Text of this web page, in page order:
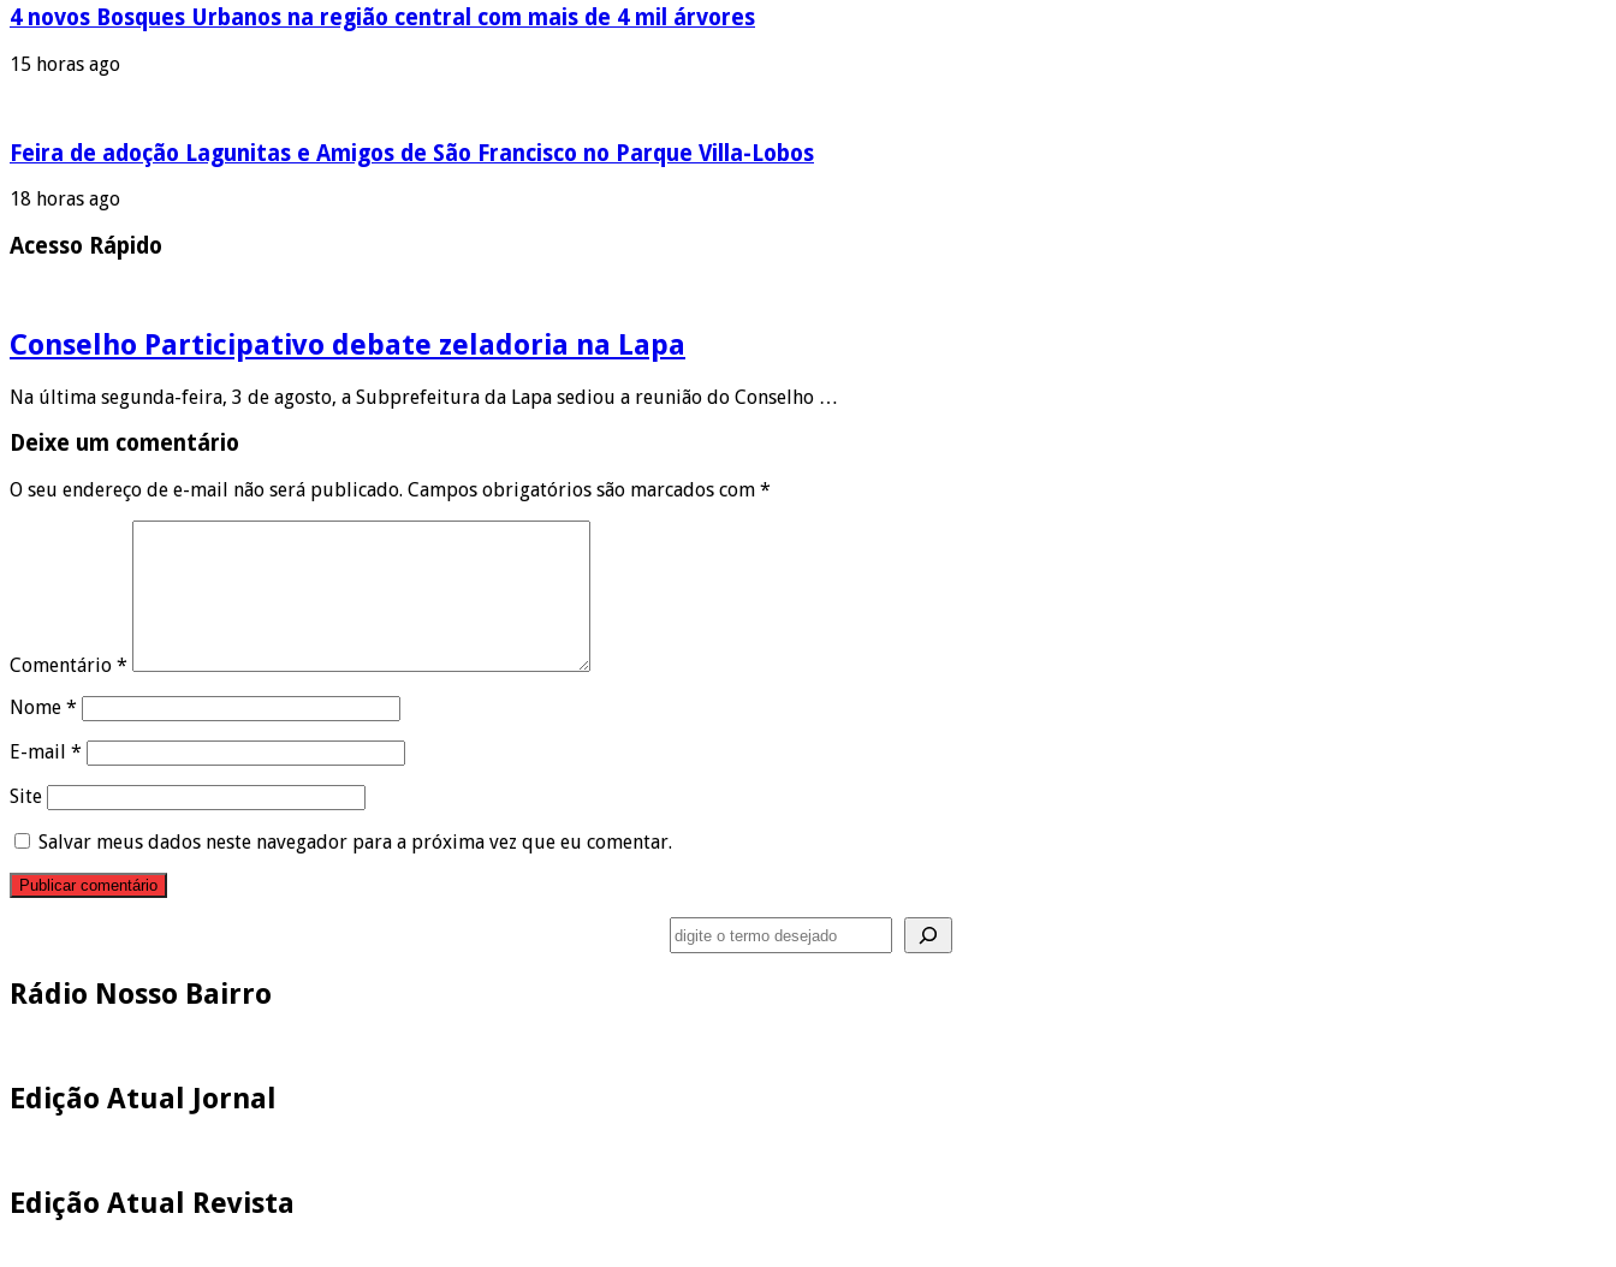
4 novos Bosques Urbanos na região central com mais de 4 mil árvores
15 horas ago
Feira de adoção Lagunitas e Amigos de São Francisco no Parque Villa-Lobos
18 horas ago
Acesso Rápido
Conselho Participativo debate zeladoria na Lapa
Na última segunda-feira, 3 de agosto, a Subprefeitura da Lapa sediou a reunião do Conselho …
Deixe um comentário
O seu endereço de e-mail não será publicado. Campos obrigatórios são marcados com *
Comentário *
Nome *
E-mail *
Site
Salvar meus dados neste navegador para a próxima vez que eu comentar.
Rádio Nosso Bairro
Edição Atual Jornal
Edição Atual Revista